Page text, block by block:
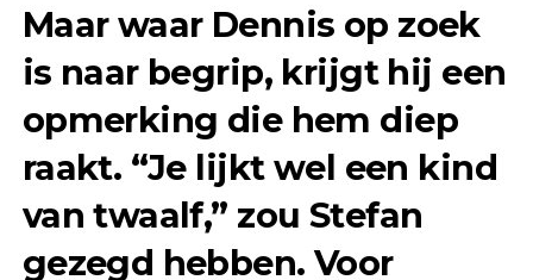
Maar waar Dennis op zoek
is naar begrip, krijgt hij een
opmerking die hem diep
raakt. “Je lijkt wel een kind
van twaalf,” zou Stefan
gezegd hebben. Voor